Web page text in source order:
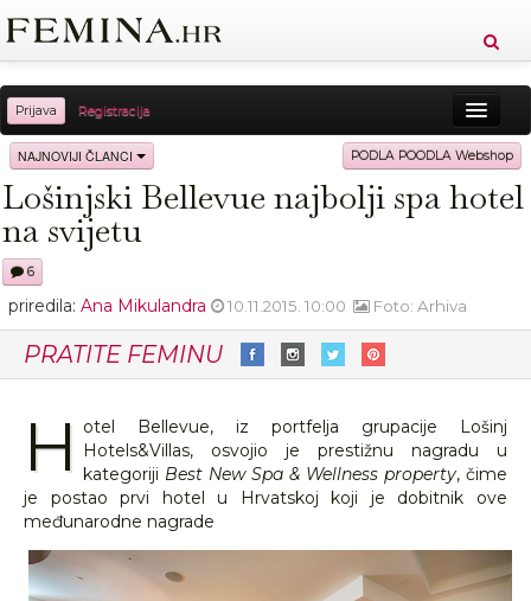
Prijava Registracija
Sreća Zdravlje Vitkost
Moda Ljubav Relax Putovanja Recepti
NAJNOVIJI ČLANCI PODLA POODLA Webshop
Lošinjski Bellevue najbolji spa hotel
na svijetu
6
priredila: Ana Mikulandra 10.11.2015. 10:00 Foto: Arhiva
PRATITE FEMINU
H otel Bellevue, iz portfelja grupacije Lošinj
Hotels&Villas, osvojio je prestižnu nagradu u
kategoriji Best New Spa & Wellness property, čime
je postao prvi hotel u Hrvatskoj koji je dobitnik ove
međunarodne nagrade